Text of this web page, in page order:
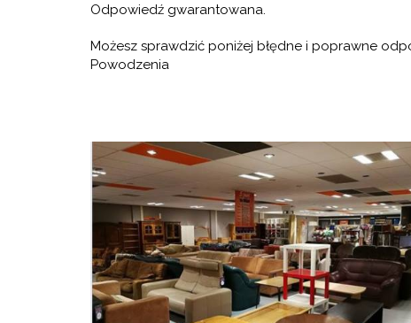
Odpowiedź gwarantowana.
Możesz sprawdzić poniżej błędne i poprawne
Powodzenia